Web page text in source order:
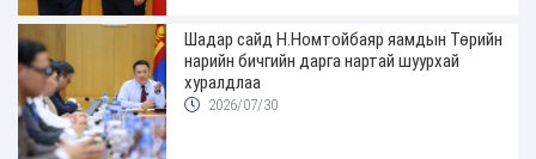
Шадар сайд Н.Номтойбаяр яамдын Төрийн
нарийн бичгийн дарга нартай шуурхай
хуралдлаа
2026/07/30